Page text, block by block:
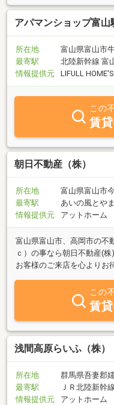
アパマンショップ富
所在地
富山県富山市
最寄駅
北陸新幹線 富
情報提供元
LIFULL HOME'S
この
賃
朝日不動産（株）
所在地
富山県富山市
最寄駅
あいの風とや
情報提供元
アットホーム
富山県富山市、高岡市の不
ｃ）の事なら朝日不動産(
お客様のご来店を心よりお
この
賃
浅間高原らいふ（株）
所在地
群馬県吾妻郡
最寄駅
ＪＲ北陸新幹
情報提供元
アットホーム